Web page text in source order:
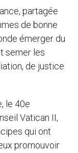
partagée
de bonne
émerger du
semer les
de justice
le 40e
Vatican II,
qui ont
promouvoir